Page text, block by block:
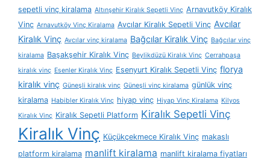
sepetli vinç kiralama Altınşehir Kiralık Sepetli Vinç Arnavutköy Kiralık
Vinç Arnavutköy Vinç Kiralama Avcılar Kiralık Sepetli Vinç Avcılar
Kiralık Vinç Avcılar vinç kiralama Bağcılar Kiralık Vinç Bağcılar vinç
kiralama Başakşehir Kiralık Vinç Beylikdüzü Kiralık Vinç Cerrahpaşa
kiralık vinç Esenler Kiralık Vinç Esenyurt Kiralık Sepetli Vinç florya
kiralık vinç Güneşli kiralık vinç Güneşli vinç kiralama günlük vinç
kiralama Habibler Kiralık Vinç hiyap vinç Hiyap Vinç Kiralama Kilyos
Kiralık Vinç Kiralık Sepetli Platform Kiralık Sepetli Vinç
Kiralık Vinç Küçükçekmece Kiralık Vinç makaslı
platform kiralama manlift kiralama manlift kiralama fiyatları